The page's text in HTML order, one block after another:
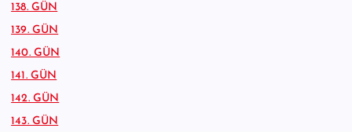
138. GÜN
139. GÜN
140. GÜN
141. GÜN
142. GÜN
143. GÜN